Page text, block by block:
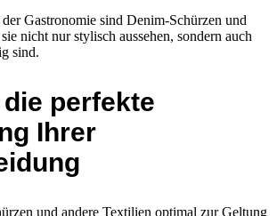
Gastronomie sind Denim-Schürzen und
nicht nur stylisch aussehen, sondern auch
sind.
perfekte
Ihrer
und andere Textilien optimal zur Geltung